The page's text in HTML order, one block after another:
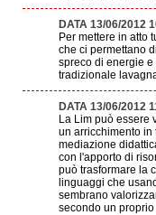
DATA 13/06/2012
Per mettere in atto
che ci permettano
spreco di energie
tradizionale
DATA 13/06/2012
La Lim può essere
un arricchimento
mediazione
con l'apporto di
può trasformare la
linguaggi che
sembrano
secondo un